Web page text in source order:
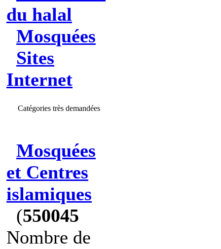
du halal
Mosquées
Sites
Internet
Catégories très demandées
Mosquées
et Centres
islamiques
(550045
Nombre de